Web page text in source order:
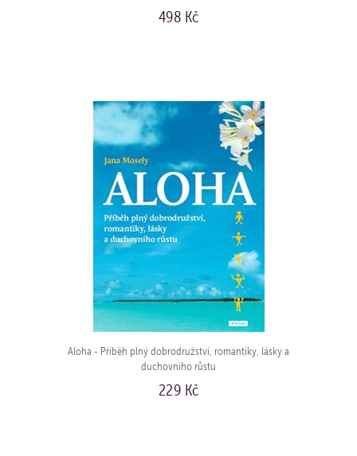
498 Kč
Aloha - Příběh plný dobrodružství, romantiky, lásky a
duchovního růstu
229 Kč